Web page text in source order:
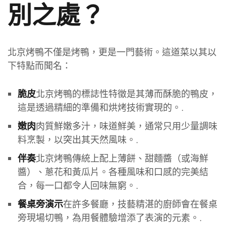
別之處？
北京烤鴨不僅是烤鴨，更是一門藝術。這道菜以其以
下特點而聞名：
脆皮北京烤鴨的標誌性特徵是其薄而酥脆的鴨皮，
這是透過精細的準備和烘烤技術實現的。.
嫩肉肉質鮮嫩多汁，味道鮮美，通常只用少量調味
料烹製，以突出其天然風味。.
伴奏北京烤鴨傳統上配上薄餅、甜麵醬（或海鮮
醬）、蔥花和黃瓜片。各種風味和口感的完美結
合，每一口都令人回味無窮。.
餐桌旁演示在許多餐廳，技藝精湛的廚師會在餐桌
旁現場切鴨，為用餐體驗增添了表演的元素。.